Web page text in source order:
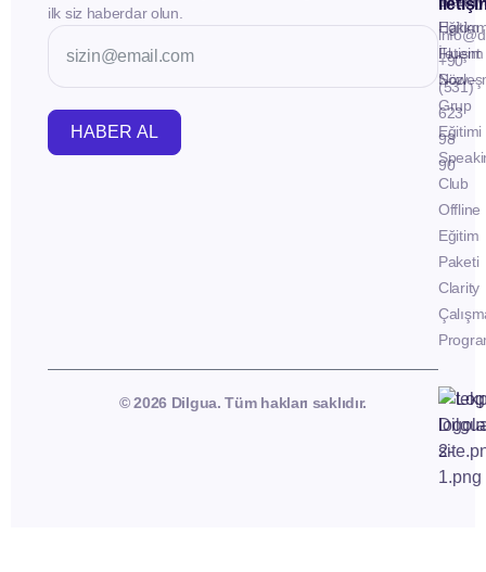
ilk siz haberdar olun.
HABER AL
İletişim
Eğitim
Fluent
Now -
Grup
Eğitimi
Club
Offline
Eğitim
Paketi
Clarity
+90
(531)
623
98
90
© 2026 Dilgua. Tüm hakları saklıdır.